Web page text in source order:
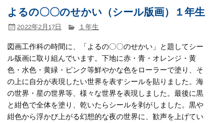
よるの〇〇のせかい（シール版画）１年生
2022年2月17日 １年生
図画工作科の時間に、「よるの〇〇のせかい」と題してシー
ル版画に取り組んでいます。下地に赤・青・オレンジ・黄
色・水色・黄緑・ピンク等鮮やかな色をローラーで塗り、そ
の上に自分が表現したい世界を表すシールを貼りました。海
の世界・星の世界等、様々な世界を表現しました。最後に黒
と紺色で全体を塗り、乾いたらシールを剥がしました。黒や
紺色から浮かび上がる幻想的な夜の世界に、歓声を上げてい